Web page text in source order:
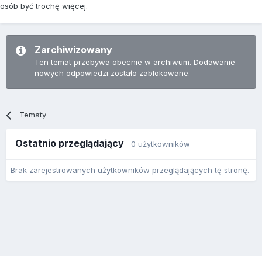
osób być trochę więcej.
Zarchiwizowany
Ten temat przebywa obecnie w archiwum. Dodawanie
nowych odpowiedzi zostało zablokowane.
Tematy
Ostatnio przeglądający 0 użytkowników
Brak zarejestrowanych użytkowników przeglądających tę stronę.